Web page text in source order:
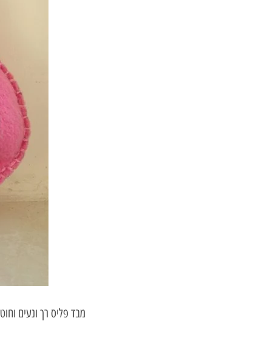
מבד פליס רך ונעים